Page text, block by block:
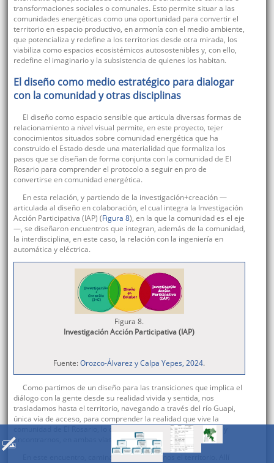
transformaciones sociales o comunales. Esto permite situar a las
comunidades energéticas como una oportunidad para convertir el
territorio en espacio productivo, en armonía con el medio ambiente,
que potencializa y redefine a los territorios desde otra mirada, los
viabiliza como espacios ecosistémicos autosostenibles y, con ello,
redefine el imaginario y la subsistencia de quienes los habitan.
El diseño como medio estratégico para dialogar
con la comunidad y otras disciplinas
El diseño como espacio sensible que articula diversas formas de
relacionamiento a nivel visual permite, en este proyecto, tejer
conocimientos situados sobre comunidad energética que ha
construido el Estado desde una materialidad que formaliza los
pasos que se diseñan de forma conjunta con la comunidad de El
Rosario para comprender el protocolo a seguir en pro de
convertirse en comunidad energética.
En esta relación, y partiendo de la investigación+creación —
articulada al diseño en colaboración, el cual integra la Investigación
Acción Participativa (IAP) (Figura 8), en la que la comunidad es el eje
—, se diseñaron encuentros que integran, además de la comunidad,
la interdisciplina, en este caso, la relación con la ingeniería en
automática y eléctrica.
Figura 8.
Investigación Acción Participativa (IAP)
Fuente:Orozco-Álvarez y Calpa Yepes, 2024.
Como partimos de un diseño para las transiciones que implica el
diálogo con la gente desde su realidad vivida y sentida, nos
trasladamos hasta el territorio, navegando a través del río Guapi,
única vía de acceso, para comprender la realidad que vive la
comunidad de El Rosario, lo que permitió conocer el territorio y
encontrarnos, en ambas vías, como equipo de trabajo.
En este encuentro, caminamos y navegamos el territorio. Allí